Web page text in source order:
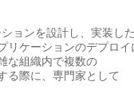
ョンを設計し、実装し
リケーションのデプロイ
な組織内で複数の
る際に、専門家として